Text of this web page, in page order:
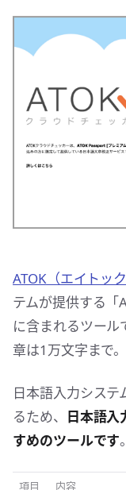
ATOK（エイトッ
テムが提供する「
に含まれるツー
章は1万文字まで。
日本語入力システ
るため、 日本語入
すめのツールです。
項目 内容